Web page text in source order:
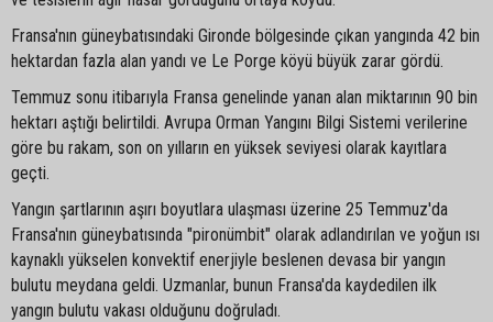
Fransa'nın güneybatısındaki Gironde bölgesinde çıkan yangında 42 bin
hektardan fazla alan yandı ve Le Porge köyü büyük zarar gördü.
Temmuz sonu itibarıyla Fransa genelinde yanan alan miktarının 90 bin
hektarı aştığı belirtildi. Avrupa Orman Yangını Bilgi Sistemi verilerine
göre bu rakam, son on yılların en yüksek seviyesi olarak kayıtlara
geçti.
Yangın şartlarının aşırı boyutlara ulaşması üzerine 25 Temmuz'da
Fransa'nın güneybatısında "pironümbit" olarak adlandırılan ve yoğun ısı
kaynaklı yükselen konvektif enerjiyle beslenen devasa bir yangın
bulutu meydana geldi. Uzmanlar, bunun Fransa'da kaydedilen ilk
yangın bulutu vakası olduğunu doğruladı.